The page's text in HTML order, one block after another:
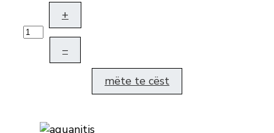
+
–
mëte te cëst